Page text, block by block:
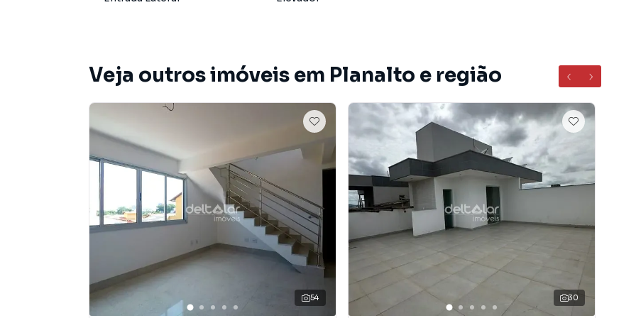
Supermercados, Caixa Econômica Federal, Banco Bradesco, Parque Lagoa do Nado, Drogarias Avenida
Cristiano Machado, Avenida Dom Pedro I, Shopping Estação, ao Centro administrativo, Faculdade
FAMINAS E UNIFENAS, e 3 minutos a Orla da Pampulha;
Agende uma visita com nosso corretor;
Cobertura / Penthouse para Venda em região valorizada do bairro Planalto, em Belo Horizonte. Não
encontrou o que procurava ou deseja mais informações sobre Cobertura / Penthouse em Belo
Horizonte? Entre em contato com nossa equipe pelo telefone (31) 99174-0007.
A Deltalar Imóveis tem mais opções de apartamentos, casas residenciais e comerciais, sobrados,
terrenos, lojas e barracões para venda ou locação, além de empreendimentos em construção ou
Veja outros imóveis em Planalto e região
54 30